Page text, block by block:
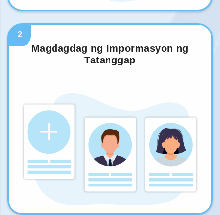
2
Magdagdag ng Impormasyon ng
Tatanggap